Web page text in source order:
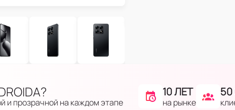
и прозрачной на каждом этапе
10 ЛЕТ
на рынке
50